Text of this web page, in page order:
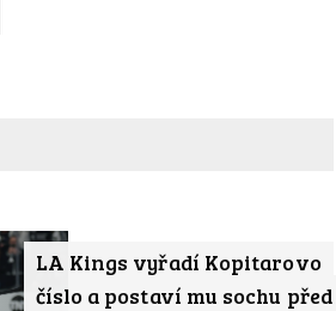
LA Kings vyřadí Kopitarovo
číslo a postaví mu sochu před